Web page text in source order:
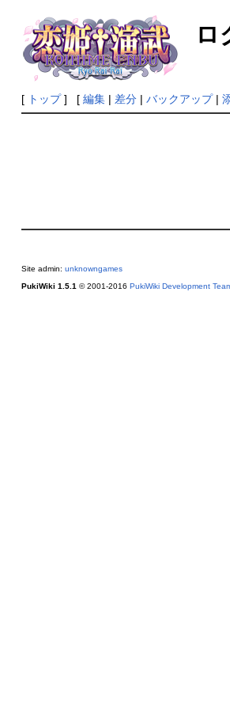
ロ
[ トップ] [ 編集| 差分| バックアップ|
Site admin: unknowngames
PukiWiki 1.5.1 © 2001-2016 PukiWiki Development